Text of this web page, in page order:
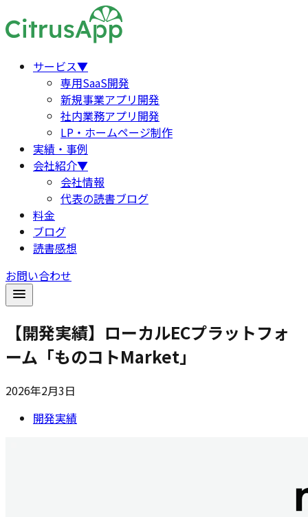
サービス▼
専用SaaS開発
新規事業アプリ開発
社内業務アプリ開発
LP・ホームページ制作
実績・事例
会社紹介▼
会社情報
代表の読書ブログ
料金
ブログ
読書感想
お問い合わせ
【開発実績】ローカルECプラットフォ
ーム「ものコトMarket」
2026年2月3日
開発実績